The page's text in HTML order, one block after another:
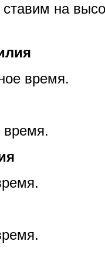
на
время.
время.